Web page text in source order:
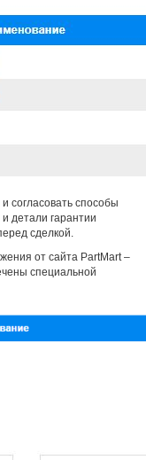
согласовать способы
детали гарантии
сделкой.
от сайта PartMart –
специальной